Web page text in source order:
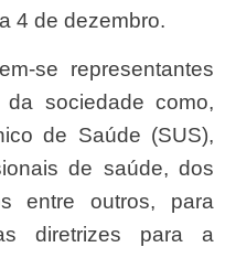
4 de dezembro.
sociedade como,
de Saúde (SUS),
de saúde, dos
entre outros, para
diretrizes para a